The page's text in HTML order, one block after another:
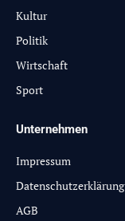
Kultur
Politik
Wirtschaft
Sport
Unternehmen
Impressum
Datenschutzerklärung
AGB